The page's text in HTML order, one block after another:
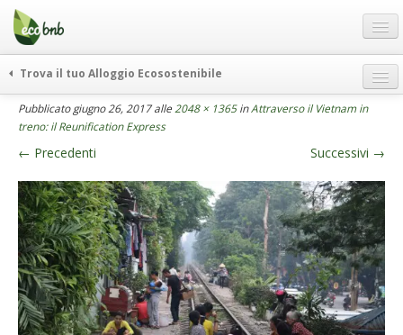
Menu
Salta
contenuto
Offerte Speciali
Regali
FAQ
Chi Siamo
Partner
Contatti
Italiano
German
Trova il tuo Alloggio Ecosostenibile
weekend green
itinerari
curiosità
vivere e viaggiare verde
news ed eventi
ecohotel
rassegna stampa
Pubblicatogiugno 26, 2017alle 2048 × 1365inAttraverso il Vietnam in
treno: il Reunification Express
← Precedenti Successivi →